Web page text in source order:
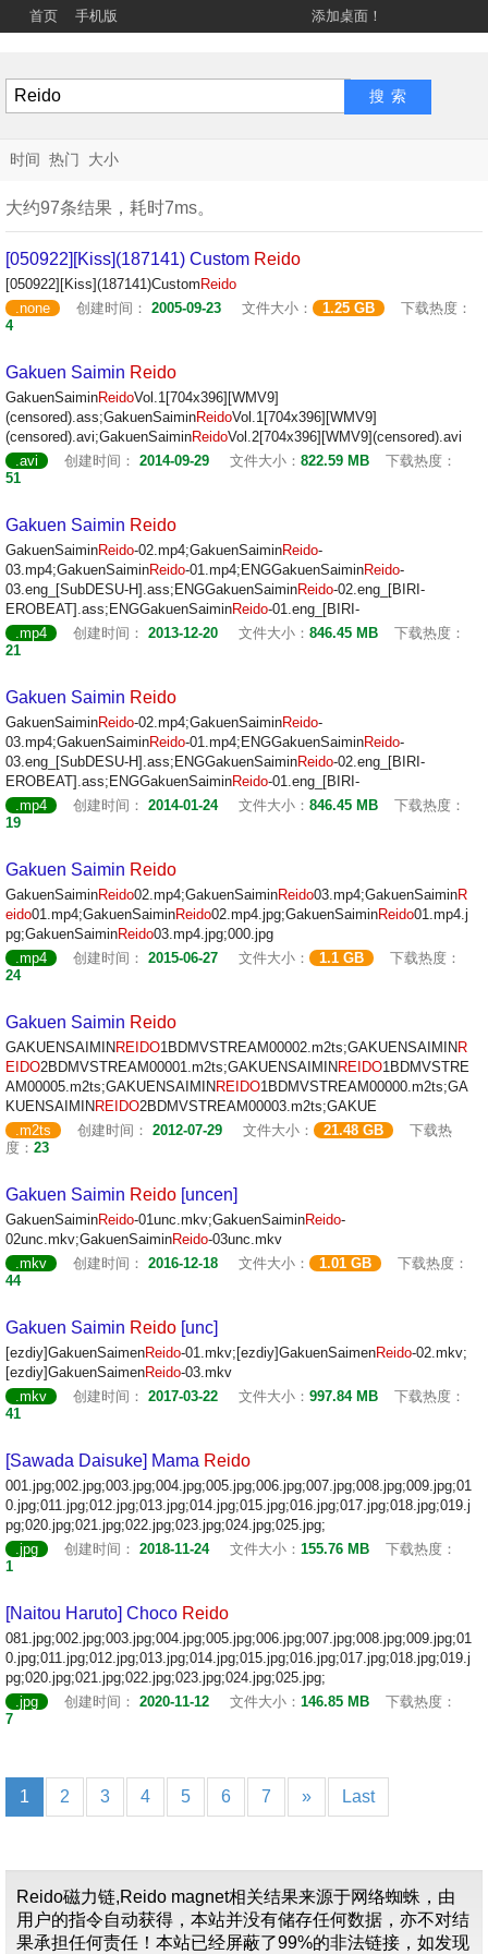
首页 手机版 添加桌面！
时间 热门 大小
大约97条结果，耗时7ms。
[050922][Kiss](187141) Custom Reido
[050922][Kiss](187141)Custom Reido
.none
创建时间： 2005-09-23 文件大小： 1.25 GB
下载热度：
4
Gakuen Saimin Reido
GakuenSaiminReidoVol.1[704x396][WMV9]
(censored).ass;GakuenSaiminReidoVol.1[704x396][WMV9]
(censored).avi;GakuenSaiminReidoVol.2[704x396][WMV9](censored).avi
.avi
创建时间： 2014-09-29 文件大小： 822.59 MB
下载热度：
51
Gakuen Saimin Reido
GakuenSaiminReido-02.mp4;GakuenSaiminReido-
03.mp4;GakuenSaiminReido-01.mp4;ENGGakuenSaiminReido-
03.eng_[SubDESU-H].ass;ENGGakuenSaiminReido-02.eng_[BIRI-
EROBEAT].ass;ENGGakuenSaiminReido-01.eng_[BIRI-
.mp4
创建时间： 2013-12-20 文件大小： 846.45 MB
下载热度：
21
Gakuen Saimin Reido
GakuenSaiminReido-02.mp4;GakuenSaiminReido-
03.mp4;GakuenSaiminReido-01.mp4;ENGGakuenSaiminReido-
03.eng_[SubDESU-H].ass;ENGGakuenSaiminReido-02.eng_[BIRI-
EROBEAT].ass;ENGGakuenSaiminReido-01.eng_[BIRI-
.mp4
创建时间： 2014-01-24 文件大小： 846.45 MB
下载热度：
19
Gakuen Saimin Reido
GakuenSaiminReido02.mp4;GakuenSaiminReido03.mp4;GakuenSaiminR
eido01.mp4;GakuenSaiminReido02.mp4.jpg;GakuenSaiminReido01.mp4.j
pg;GakuenSaiminReido03.mp4.jpg;000.jpg
.mp4
创建时间： 2015-06-27 文件大小： 1.1 GB
下载热度：
24
Gakuen Saimin Reido
GAKUENSAIMIN REIDO1BDMVSTREAM00002.m2ts;GAKUENSAIMIN R
EIDO2BDMVSTREAM00001.m2ts;GAKUENSAIMIN REIDO1BDMVSTRE
AM00005.m2ts;GAKUENSAIMIN REIDO1BDMVSTREAM00000.m2ts;GA
KUENSAIMIN REIDO2BDMVSTREAM00003.m2ts;GAKUE
.m2ts
创建时间： 2012-07-29 文件大小： 21.48 GB
下载热
度： 23
Gakuen Saimin Reido [uncen]
GakuenSaiminReido-01unc.mkv;GakuenSaiminReido-
02unc.mkv;GakuenSaiminReido-03unc.mkv
.mkv
创建时间： 2016-12-18 文件大小： 1.01 GB
下载热度：
44
Gakuen Saimin Reido [unc]
[ezdiy]GakuenSaimenReido-01.mkv;[ezdiy]GakuenSaimenReido-02.mkv;
[ezdiy]GakuenSaimenReido-03.mkv
.mkv
创建时间： 2017-03-22 文件大小： 997.84 MB
下载热度：
41
[Sawada Daisuke] Mama Reido
001.jpg;002.jpg;003.jpg;004.jpg;005.jpg;006.jpg;007.jpg;008.jpg;009.jpg;01
0.jpg;011.jpg;012.jpg;013.jpg;014.jpg;015.jpg;016.jpg;017.jpg;018.jpg;019.j
pg;020.jpg;021.jpg;022.jpg;023.jpg;024.jpg;025.jpg;
.jpg
创建时间： 2018-11-24 文件大小： 155.76 MB
下载热度：
1
[Naitou Haruto] Choco Reido
081.jpg;002.jpg;003.jpg;004.jpg;005.jpg;006.jpg;007.jpg;008.jpg;009.jpg;01
0.jpg;011.jpg;012.jpg;013.jpg;014.jpg;015.jpg;016.jpg;017.jpg;018.jpg;019.j
pg;020.jpg;021.jpg;022.jpg;023.jpg;024.jpg;025.jpg;
.jpg
创建时间： 2020-11-12 文件大小： 146.85 MB
下载热度：
7
1 2 3 4 5 6 7 » Last
Reido磁力链,Reido magnet相关结果来源于网络蜘蛛，由
用户的指令自动获得，本站并没有储存任何数据，亦不对结
果承担任何责任！本站已经屏蔽了99%的非法链接，如发现